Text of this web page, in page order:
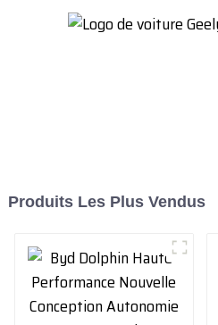
Produits Les Plus Vendus